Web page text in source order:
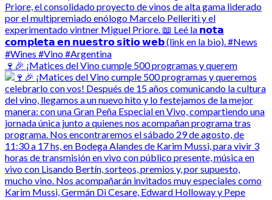
🍷🎉 ¡Matices del Vino cumple 500 programas y querem